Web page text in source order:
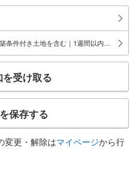
価格未定を含む｜建築条件付き土地を含む｜1週間以内公開
受け取る
保存する
変更・解除はマイページから行